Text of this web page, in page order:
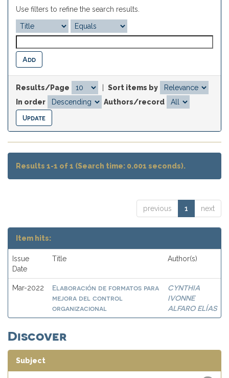
Use filters to refine the search results.
Results/Page
Sort items by
In order
Authors/record
Results 1-1 of 1 (Search time: 0.001 seconds).
previous 1 next
Item hits:
Issue
Date
Title Author(s)
Mar-2022
Elaboración de formatos para
mejora del control
organizacional
CYNTHIA
IVONNE
ALFARO ELÍAS
Discover
Subject